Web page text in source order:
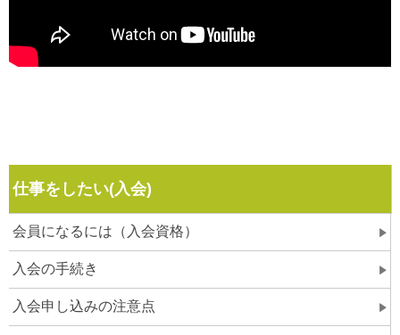
仕事をしたい(入会)
会員になるには（入会資格）
入会の手続き
入会申し込みの注意点